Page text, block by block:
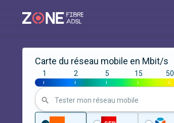
Carte du réseau mobile en Mbit/s
|
1
|
2
|
5
|
15
|
50
Tester mon réseau mobile